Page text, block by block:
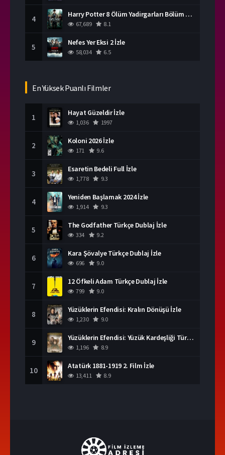
4 Harry Potter 8 Ölüm Yadirgarları Bölüm 2 İzle
67,689 8.1
5 Nefes Yer Eksi 2 İzle
58,034 6.5
En Yüksek Puanlı Filmler
1 Hayat Güzeldir İzle
1,036 1997
2 Koloni 2026 İzle
171 9.6
3 Esaretin Bedeli Full İzle
1,778 9.3
4 Yeniden Başlamak 2024 İzle
1,914 9.3
5 The Godfather Türkçe Dublaj İzle
334 9.2
6 Kara Şövalye Türkçe Dublaj İzle
696 9.0
7 12 Öfkeli Adam Türkçe Dublaj İzle
799 9.0
8 Yüzüklerin Efendisi: Kralın Dönüşü İzle
1,230 9.0
9 Yüzüklerin Efendisi: Yüzük Kardeşliği Türkçe Dublaj İzle
1,196 8.9
10 Atatürk 1881-1919 2. Film İzle
13,411 8.9